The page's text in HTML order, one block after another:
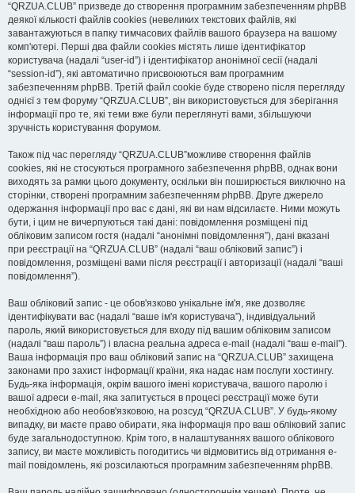
“QRZUA.CLUB” призведе до створення програмним забезпеченням phpBB
деякої кількості файлів cookies (невеликих текстових файлів, які
завантажуються в папку тимчасових файлів вашого браузера на вашому
комп'ютері. Перші два файли cookies містять лише ідентифікатор
користувача (надалі “user-id”) і ідентифікатор анонімної сесії (надалі
“session-id”), які автоматично присвоюються вам програмним
забезпеченням phpBB. Третій файл cookie буде створено після перегляду
однієї з тем форуму “QRZUA.CLUB”, він використовується для зберігання
інформації про те, які теми вже були переглянуті вами, збільшуючи
зручність користування форумом.
Також під час перегляду “QRZUA.CLUB”можливе створення файлів
cookies, які не стосуються програмного забезпечення phpBB, однак вони
виходять за рамки цього документу, оскільки він поширюється виключно на
сторінки, створені програмним забезпеченням phpBB. Друге джерело
одержання інформації про вас є дані, які ви нам відсилаєте. Ними можуть
бути, і цим не вичерпуються такі дані: повідомлення розміщені під
обліковим записом гостя (надалі “анонімні повідомлення”), дані вказані
при реєстрації на “QRZUA.CLUB” (надалі “ваш обліковий запис”) і
повідомлення, розміщені вами після реєстрації і авторизації (надалі “ваші
повідомлення”).
Ваш обліковий запис - це обов'язково унікальне ім'я, яке дозволяє
ідентифікувати вас (надалі “ваше ім'я користувача”), індивідуальний
пароль, який використовується для входу під вашим обліковим записом
(надалі “ваш пароль”) і власна реальна адреса e-mail (надалі “ваш e-mail”).
Ваша інформація про ваш обліковий запис на “QRZUA.CLUB” захищена
законами про захист інформації країни, яка надає нам послуги хостингу.
Будь-яка інформація, окрім вашого імені користувача, вашого паролю і
вашої адреси e-mail, яка запитується в процесі реєстрації може бути
необхідною або необов'язковою, на розсуд “QRZUA.CLUB”. У будь-якому
випадку, ви маєте право обирати, яка інформація про ваш обліковий запис
буде загальнодоступною. Крім того, в налаштуваннях вашого облікового
запису, ви маєте можливість погодитись чи відмовитись від отримання e-
mail повідомлень, які розсилаються програмним забезпеченням phpBB.